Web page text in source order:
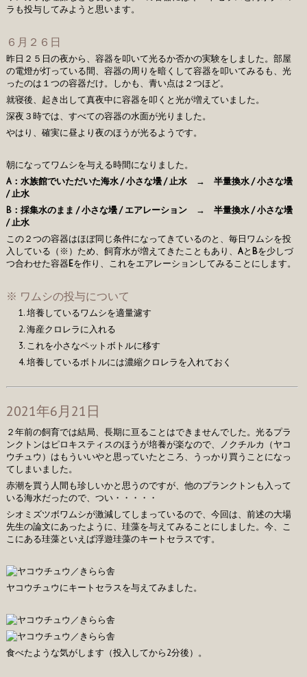
ラも投与してみようと思います。
６月２６日
昨日２５日の夜から、容器を叩いて光るか否かの実験をしました。部屋
の電燈が灯っている間、容器の周りを暗くして容器を叩いてみるも、光
ったのは１つの容器だけ。しかも、青い点は２つほど。
就寝後、起き出して真夜中に容器を叩くと光が増えていました。
深夜３時では、すべての容器の水面が光りました。
やはり、確実に昼より夜のほうが光るようです。
朝になってワムシを与える時間になりました。
A：水族館でいただいた海水 / 小さな壜 / 止水 → 半量換水 / 小さな壜
/ 止水
B：採集水のまま / 小さな壜 / エアレーション → 半量換水 / 小さな壜
/ 止水
この２つの容器はほぼ同じ条件になってきているのと、毎日ワムシを投
入している（※）ため、飼育水が増えてきたこともあり、 Aと Bを少しづ
つ合わせた容器Eを作り、これをエアレーションしてみることにします。
※ ワムシの投与について
培養しているワムシを適量濾す
海産クロレラに入れる
これを小さなペットボトルに移す
培養しているボトルには濃縮クロレラを入れておく
2021年6月21日
２年前の飼育では結局、長期に亘ることはできませんでした。光るプラ
ンクトンはピロキスティスのほうが培養が楽なので、ノクチルカ（ヤコ
ウチュウ）はもういいやと思っていたところ、うっかり買うことになっ
てしまいました。
赤潮を買う人間も珍しいかと思うのですが、他のプランクトンも入って
いる海水だったので、つい・・・・・
シオミズツボワムシが激減してしまっているので、今回は、前述の大場
先生の論文にあったように、珪藻を与えてみることにしました。今、こ
こにある珪藻といえば浮遊珪藻のキートセラスです。
ヤコウチュウにキートセラスを与えてみました。
食べたような気がします（投入してから2分後）。